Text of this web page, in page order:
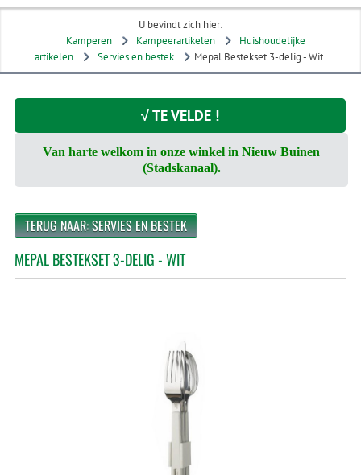
U bevindt zich hier:
Kamperen
Kampeerartikelen
Huishoudelijke
artikelen
Servies en bestek Mepal Bestekset 3-delig - Wit
√ TE VELDE !
Van harte welkom in onze winkel in Nieuw Buinen
(Stadskanaal).
TERUG NAAR: SERVIES EN BESTEK
MEPAL BESTEKSET 3-DELIG - WIT